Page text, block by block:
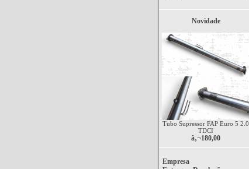
Novidade
Tubo Supressor FAP Euro 5 2.0
TDCI
â‚¬180,00
Empresa